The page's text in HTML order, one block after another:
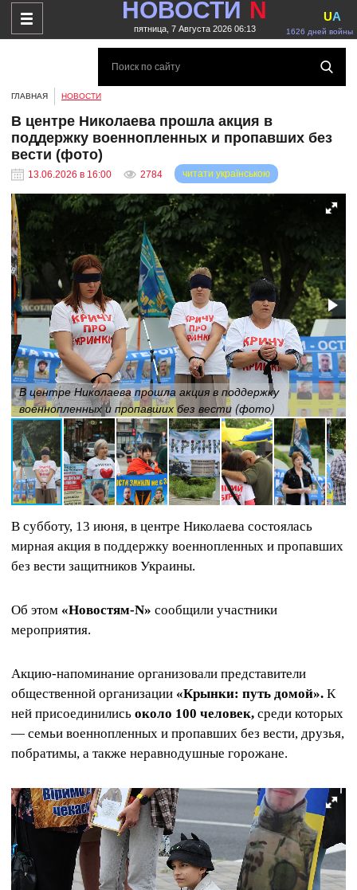
НОВОСТИ N
пятница, 7 Августа 2026 06:13 1626 дней войны
UA
ГЛАВНАЯ НОВОСТИ
В центре Николаева прошла акция в
поддержку военнопленных и пропавших без
вести (фото)
13.06.2026 в 16:00 2784 читати українською
В центре Николаева прошла акция в поддержку
военнопленных и пропавших без вести (фото)
В субботу, 13 июня, в центре Николаева состоялась
мирная акция в поддержку военнопленных и пропавших
без вести защитников Украины.
Об этом «Новостям-N» сообщили участники
мероприятия.
Акцию-напоминание организовали представители
общественной организации «Крынки: путь домой». К
ней присоединились около 100 человек, среди которых
— семьи военнопленных и пропавших без вести, друзья,
побратимы, а также неравнодушные горожане.